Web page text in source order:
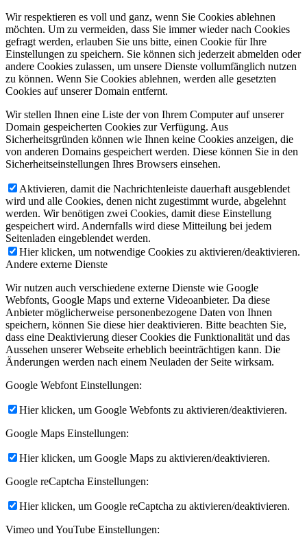
Wir respektieren es voll und ganz, wenn Sie Cookies ablehnen
möchten. Um zu vermeiden, dass Sie immer wieder nach Cookies
gefragt werden, erlauben Sie uns bitte, einen Cookie für Ihre
Einstellungen zu speichern. Sie können sich jederzeit abmelden oder
andere Cookies zulassen, um unsere Dienste vollumfänglich nutzen
zu können. Wenn Sie Cookies ablehnen, werden alle gesetzten
Cookies auf unserer Domain entfernt.
Wir stellen Ihnen eine Liste der von Ihrem Computer auf unserer
Domain gespeicherten Cookies zur Verfügung. Aus
Sicherheitsgründen können wie Ihnen keine Cookies anzeigen, die
von anderen Domains gespeichert werden. Diese können Sie in den
Sicherheitseinstellungen Ihres Browsers einsehen.
Aktivieren, damit die Nachrichtenleiste dauerhaft ausgeblendet
wird und alle Cookies, denen nicht zugestimmt wurde, abgelehnt
werden. Wir benötigen zwei Cookies, damit diese Einstellung
gespeichert wird. Andernfalls wird diese Mitteilung bei jedem
Seitenladen eingeblendet werden.
Hier klicken, um notwendige Cookies zu aktivieren/deaktivieren.
Andere externe Dienste
Wir nutzen auch verschiedene externe Dienste wie Google
Webfonts, Google Maps und externe Videoanbieter. Da diese
Anbieter möglicherweise personenbezogene Daten von Ihnen
speichern, können Sie diese hier deaktivieren. Bitte beachten Sie,
dass eine Deaktivierung dieser Cookies die Funktionalität und das
Aussehen unserer Webseite erheblich beeinträchtigen kann. Die
Änderungen werden nach einem Neuladen der Seite wirksam.
Google Webfont Einstellungen:
Hier klicken, um Google Webfonts zu aktivieren/deaktivieren.
Google Maps Einstellungen:
Hier klicken, um Google Maps zu aktivieren/deaktivieren.
Google reCaptcha Einstellungen:
Hier klicken, um Google reCaptcha zu aktivieren/deaktivieren.
Vimeo und YouTube Einstellungen: